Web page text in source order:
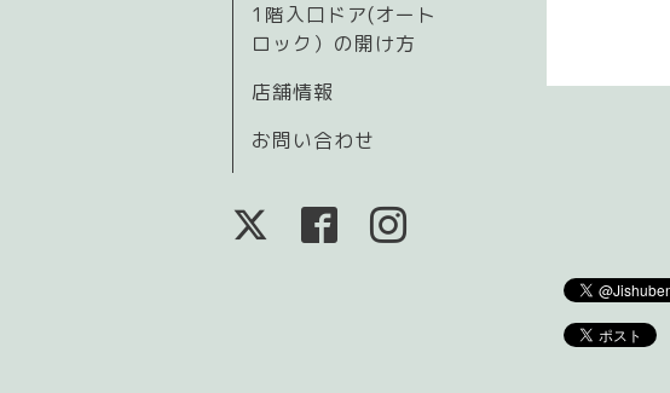
1階入口ドア(オート
ロック）の開け方
店舗情報
お問い合わせ